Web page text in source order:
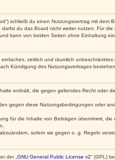
schließt du einen Nutzungsvertrag mit
du das Board nicht weiter nutzen. Für
kann von beiden Seiten ohne Einhaltung
zeitlich und räumlich
Kündigung des Nutzungsvertrages bestehen.
enthält, die gegen geltendes Recht
gegen diese Nutzungsbedingungen oder
für die Inhalte von Beiträgen übernimmt,
sofern sie gegen o. g. Regeln
der „ GNU General Public License v2“ (GPL)